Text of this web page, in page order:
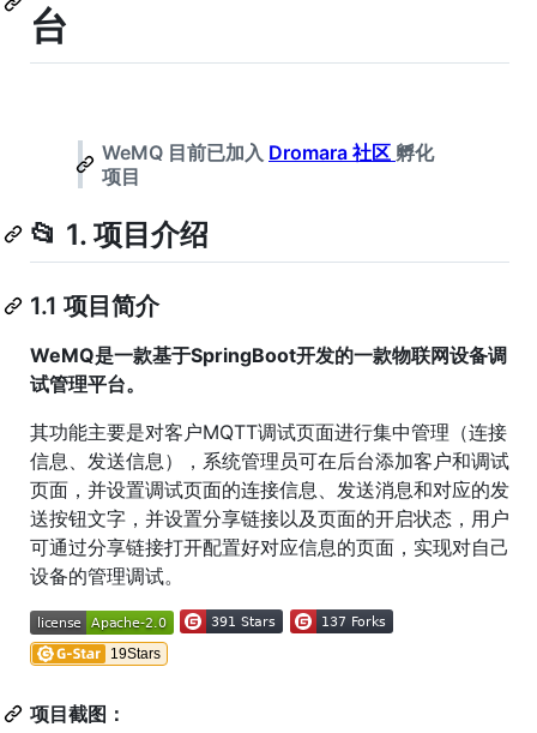
台
WeMQ 目前已加入 Dromara 社区 孵化
项目
📂 1. 项目介绍
1.1 项目简介
WeMQ是一款基于SpringBoot开发的一款物联网设备调
试管理平台。
其功能主要是对客户MQTT调试页面进行集中管理（连接
信息、发送信息），系统管理员可在后台添加客户和调试
页面，并设置调试页面的连接信息、发送消息和对应的发
送按钮文字，并设置分享链接以及页面的开启状态，用户
可通过分享链接打开配置好对应信息的页面，实现对自己
设备的管理调试。
项目截图：